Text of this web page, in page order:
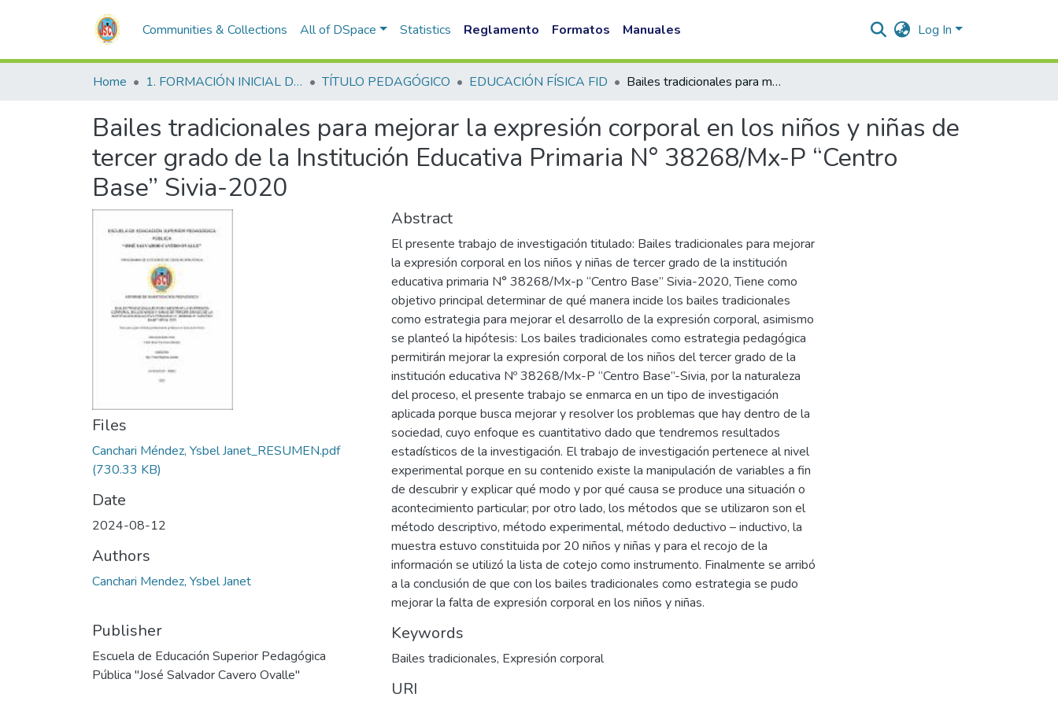
Communities & Collections All of DSpace Statistics Reglamento Formatos Manuales Log In
Home 1. FORMACIÓN INICIAL DOCENTE TÍTULO PEDAGÓGICO EDUCACIÓN FÍSICA FID Bailes tradicionales para mejorar la expresión corporal en los niños y niñas de tercer grado de la Institución Educativa Primaria N° 38268/Mx-P “Centro Base” Sivia-2020
Bailes tradicionales para mejorar la expresión corporal en los niños y niñas de
tercer grado de la Institución Educativa Primaria N° 38268/Mx-P “Centro
Base” Sivia-2020
Files
Canchari Méndez, Ysbel Janet_RESUMEN.pdf
(730.33 KB)
Date
2024-08-12
Authors
Canchari Mendez, Ysbel Janet
Publisher
Escuela de Educación Superior Pedagógica
Pública "José Salvador Cavero Ovalle"
Abstract
El presente trabajo de investigación titulado: Bailes tradicionales para mejorar
la expresión corporal en los niños y niñas de tercer grado de la institución
educativa primaria N° 38268/Mx-p “Centro Base” Sivia-2020, Tiene como
objetivo principal determinar de qué manera incide los bailes tradicionales
como estrategia para mejorar el desarrollo de la expresión corporal, asimismo
se planteó la hipótesis: Los bailes tradicionales como estrategia pedagógica
permitirán mejorar la expresión corporal de los niños del tercer grado de la
institución educativa Nº 38268/Mx-P “Centro Base”-Sivia, por la naturaleza
del proceso, el presente trabajo se enmarca en un tipo de investigación
aplicada porque busca mejorar y resolver los problemas que hay dentro de la
sociedad, cuyo enfoque es cuantitativo dado que tendremos resultados
estadísticos de la investigación. El trabajo de investigación pertenece al nivel
experimental porque en su contenido existe la manipulación de variables a fin
de descubrir y explicar qué modo y por qué causa se produce una situación o
acontecimiento particular; por otro lado, los métodos que se utilizaron son el
método descriptivo, método experimental, método deductivo – inductivo, la
muestra estuvo constituida por 20 niños y niñas y para el recojo de la
información se utilizó la lista de cotejo como instrumento. Finalmente se arribó
a la conclusión de que con los bailes tradicionales como estrategia se pudo
mejorar la falta de expresión corporal en los niños y niñas.
Keywords
Bailes tradicionales, Expresión corporal
URI